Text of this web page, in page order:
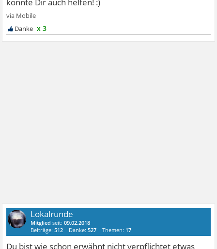
x 3
Lokalrunde
Mitglied seit:09.02.2018
Beiträge:512 Danke:527 Themen: 17
Du bist wie schon erwähnt nicht verpflichtet etwas